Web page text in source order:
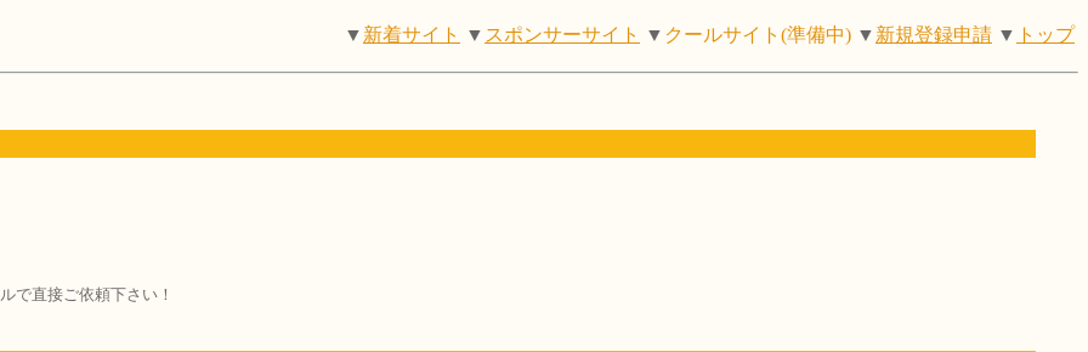
▼ 新着サイト ▼ スポンサーサイト ▼ クールサイト(準備中) ▼ 新規登録申請 ▼ トップ
で直接ご依頼下さい！